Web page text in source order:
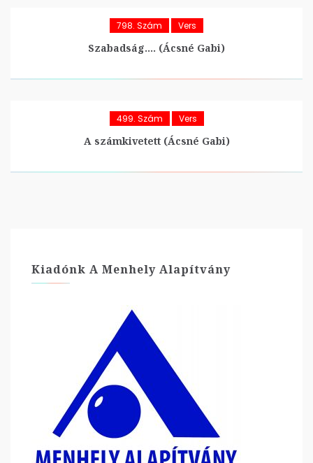
798. Szám Vers
Szabadság…. (Ácsné Gabi)
499. Szám Vers
A számkivetett (Ácsné Gabi)
Kiadónk A Menhely Alapítvány